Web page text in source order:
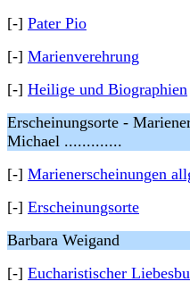
[-] Pater Pio
[-] Marienverehrung
[-] Heilige und Biographien
Erscheinungsorte -
Michael .............
[-] Marienerscheinungen
[-] Erscheinungsorte
Barbara Weigand
[-] Eucharistischer